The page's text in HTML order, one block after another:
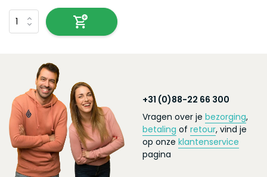
+31 (0)88-22 66 300
Vragen over je bezorging,
betaling of retour, vind je
op onze klantenservice
pagina